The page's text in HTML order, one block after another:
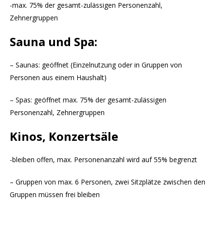
-max. 75% der gesamt-zulässigen Personenzahl,
Zehnergruppen
Sauna und Spa:
– Saunas: geöffnet (Einzelnutzung oder in Gruppen von
Personen aus einem Haushalt)
– Spas: geöffnet max. 75% der gesamt-zulässigen
Personenzahl, Zehnergruppen
Kinos, Konzertsäle
-bleiben offen, max. Personenanzahl wird auf 55% begrenzt
– Gruppen von max. 6 Personen, zwei Sitzplätze zwischen den
Gruppen müssen frei bleiben